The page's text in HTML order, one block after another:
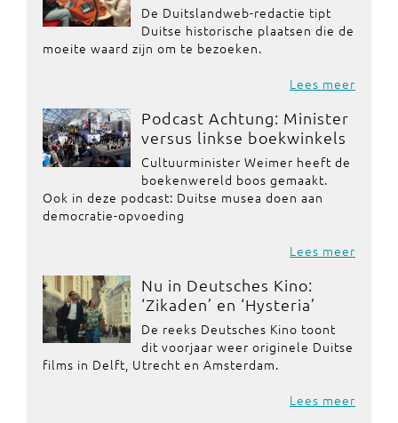
De Duitslandweb-redactie tipt
Duitse historische plaatsen die de
moeite waard zijn om te bezoeken.
Lees meer
Podcast Achtung: Minister
versus linkse boekwinkels
Cultuurminister Weimer heeft de
boekenwereld boos gemaakt.
Ook in deze podcast: Duitse musea doen aan
democratie-opvoeding
Lees meer
Nu in Deutsches Kino:
‘Zikaden’ en ‘Hysteria’
De reeks Deutsches Kino toont
dit voorjaar weer originele Duitse
films in Delft, Utrecht en Amsterdam.
Lees meer